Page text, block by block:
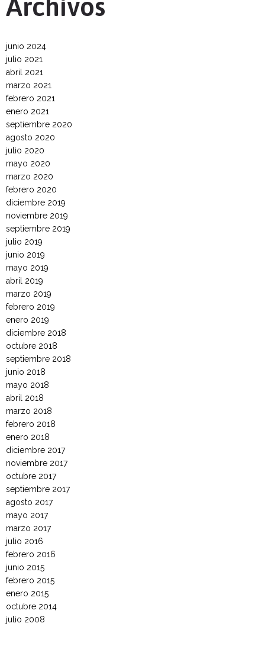
Archivos
junio 2024
julio 2021
abril 2021
marzo 2021
febrero 2021
enero 2021
septiembre 2020
agosto 2020
julio 2020
mayo 2020
marzo 2020
febrero 2020
diciembre 2019
noviembre 2019
septiembre 2019
julio 2019
junio 2019
mayo 2019
abril 2019
marzo 2019
febrero 2019
enero 2019
diciembre 2018
octubre 2018
septiembre 2018
junio 2018
mayo 2018
abril 2018
marzo 2018
febrero 2018
enero 2018
diciembre 2017
noviembre 2017
octubre 2017
septiembre 2017
agosto 2017
mayo 2017
marzo 2017
julio 2016
febrero 2016
junio 2015
febrero 2015
enero 2015
octubre 2014
julio 2008